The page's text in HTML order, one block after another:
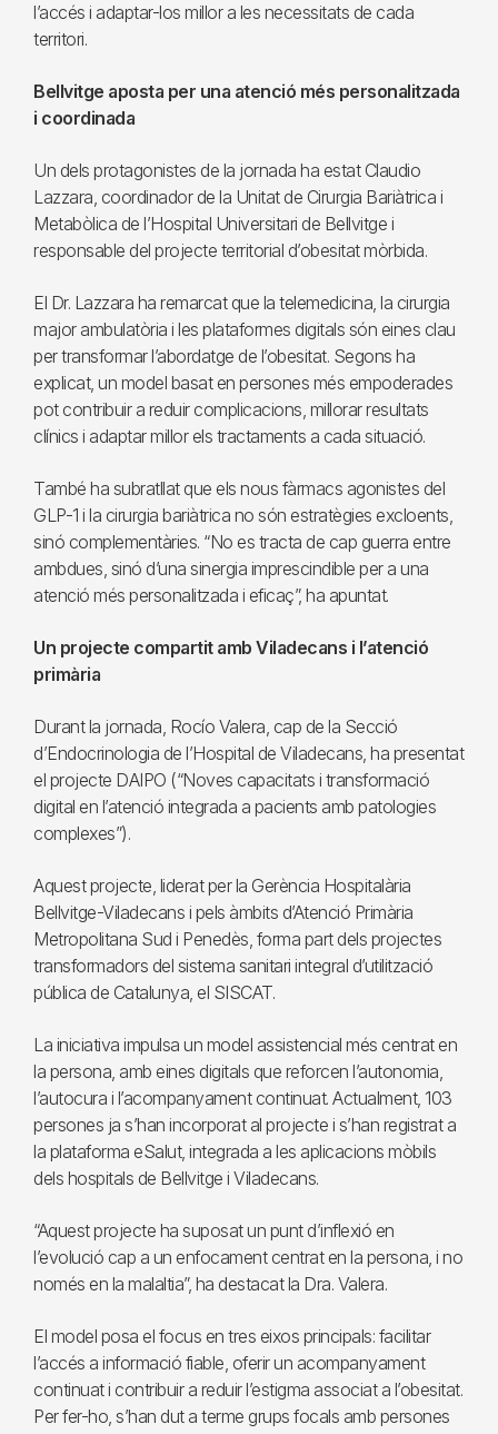
l’accés i adaptar-los millor a les necessitats de cada
territori.
Bellvitge aposta per una atenció més personalitzada
i coordinada
Un dels protagonistes de la jornada ha estat Claudio
Lazzara, coordinador de la Unitat de Cirurgia Bariàtrica i
Metabòlica de l’Hospital Universitari de Bellvitge i
responsable del projecte territorial d’obesitat mòrbida.
El Dr. Lazzara ha remarcat que la telemedicina, la cirurgia
major ambulatòria i les plataformes digitals són eines clau
per transformar l’abordatge de l’obesitat. Segons ha
explicat, un model basat en persones més empoderades
pot contribuir a reduir complicacions, millorar resultats
clínics i adaptar millor els tractaments a cada situació.
També ha subratllat que els nous fàrmacs agonistes del
GLP-1 i la cirurgia bariàtrica no són estratègies excloents,
sinó complementàries. “No es tracta de cap guerra entre
ambdues, sinó d’una sinergia imprescindible per a una
atenció més personalitzada i eficaç”, ha apuntat.
Un projecte compartit amb Viladecans i l’atenció
primària
Durant la jornada, Rocío Valera, cap de la Secció
d’Endocrinologia de l’Hospital de Viladecans, ha presentat
el projecte DAIPO (“Noves capacitats i transformació
digital en l’atenció integrada a pacients amb patologies
complexes”).
Aquest projecte, liderat per la Gerència Hospitalària
Bellvitge-Viladecans i pels àmbits d’Atenció Primària
Metropolitana Sud i Penedès, forma part dels projectes
transformadors del sistema sanitari integral d’utilització
pública de Catalunya, el SISCAT.
La iniciativa impulsa un model assistencial més centrat en
la persona, amb eines digitals que reforcen l’autonomia,
l’autocura i l’acompanyament continuat. Actualment, 103
persones ja s’han incorporat al projecte i s’han registrat a
la plataforma eSalut, integrada a les aplicacions mòbils
dels hospitals de Bellvitge i Viladecans.
“Aquest projecte ha suposat un punt d’inflexió en
l’evolució cap a un enfocament centrat en la persona, i no
només en la malaltia”, ha destacat la Dra. Valera.
El model posa el focus en tres eixos principals: facilitar
l’accés a informació fiable, oferir un acompanyament
continuat i contribuir a reduir l’estigma associat a l’obesitat.
Per fer-ho, s’han dut a terme grups focals amb persones